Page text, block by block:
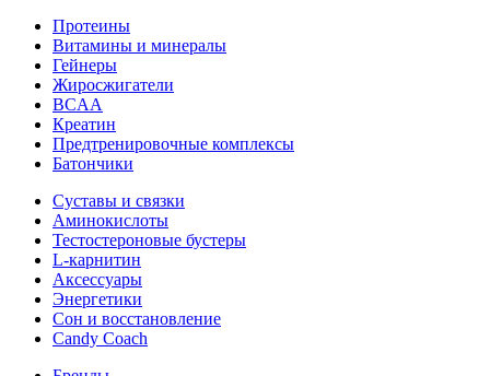
Протеины
Витамины и минералы
Гейнеры
Жиросжигатели
BCAA
Креатин
Предтренировочные комплексы
Батончики
Суставы и связки
Аминокислоты
Тестостероновые бустеры
L-карнитин
Аксессуары
Энергетики
Сон и восстановление
Candy Coach